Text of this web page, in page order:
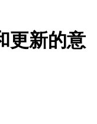
更新的意